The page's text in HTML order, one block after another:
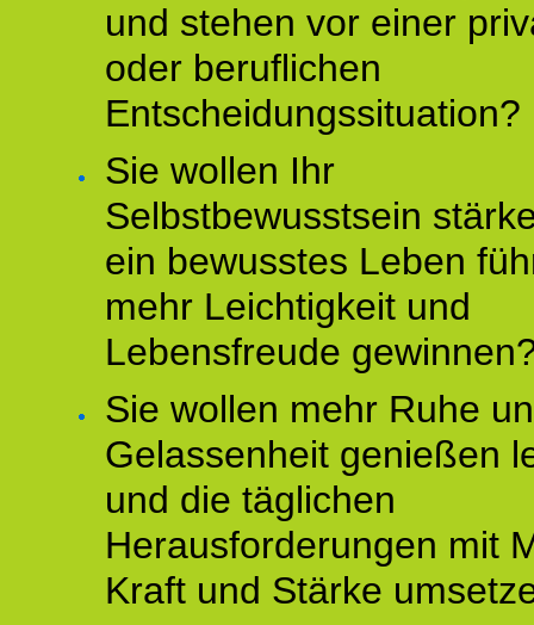
und stehen vor einer
oder beruflichen
Entscheidungssituation?
Sie wollen Ihr
Selbstbewusstsein
ein bewusstes Leben
mehr Leichtigkeit und
Lebensfreude
Sie wollen mehr Ruhe
Gelassenheit genießen
und die täglichen
Herausforderungen mit
Kraft und Stärke